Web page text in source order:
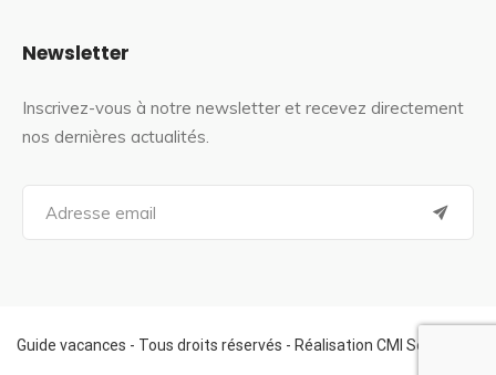
Newsletter
Inscrivez-vous à notre newsletter et recevez directement
nos dernières actualités.
a
f
o
Guide vacances - Tous droits réservés - Réalisation CMI Services